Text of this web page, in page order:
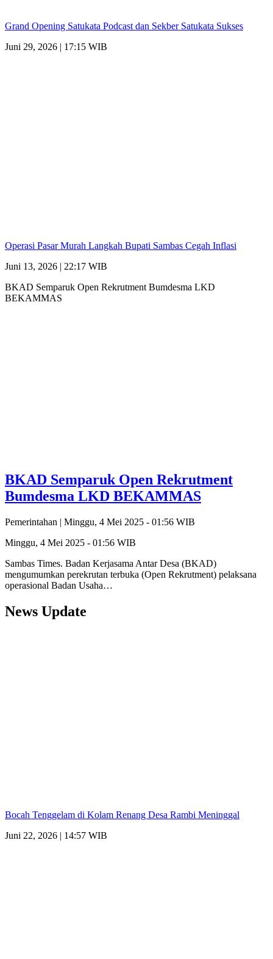
Grand Opening Satukata Podcast dan Sekber Satukata Sukses
Juni 29, 2026 | 17:15 WIB
Operasi Pasar Murah Langkah Bupati Sambas Cegah Inflasi
Juni 13, 2026 | 22:17 WIB
BKAD Semparuk Open Rekrutment Bumdesma LKD
BEKAMMAS
BKAD Semparuk Open Rekrutment
Bumdesma LKD BEKAMMAS
Pemerintahan | Minggu, 4 Mei 2025 - 01:56 WIB
Minggu, 4 Mei 2025 - 01:56 WIB
Sambas Times. Badan Kerjasama Antar Desa (BKAD)
mengumumkan perekrutan terbuka (Open Rekrutment) pelaksana
operasional Badan Usaha…
News Update
Bocah Tenggelam di Kolam Renang Desa Rambi Meninggal
Juni 22, 2026 | 14:57 WIB